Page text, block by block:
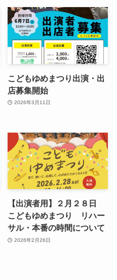
こどもゆめまつり出演・出
店募集開始
2026年3月11日
【出演者用】２月２８日
こどもゆめまつり リハー
サル・本番の時間について
2026年2月26日